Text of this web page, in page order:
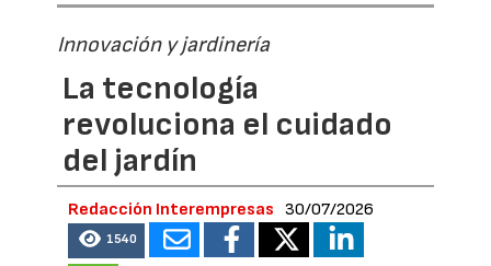
Innovación y jardinería
La tecnología
revoluciona el cuidado
del jardín
Redacción Interempresas 30/07/2026
1540